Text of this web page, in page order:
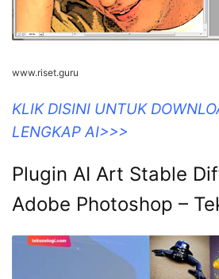
www.riset.guru
KLIK DISINI UNTUK
LENGKAP AI>>>
Plugin AI Art Stable
Adobe Photoshop –